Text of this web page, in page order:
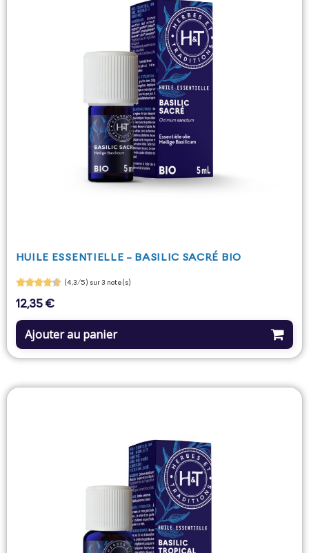
HUILE ESSENTIELLE - BASILIC SACRÉ BIO
(4,3/5) sur 3 note(s)
Prix
12,35 €
Ajouter au panier